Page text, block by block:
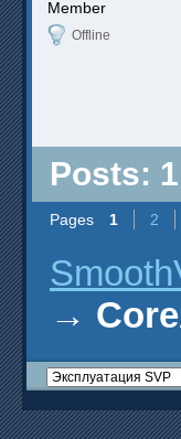
Member
Offline
Posts:
Pages 1 2
→